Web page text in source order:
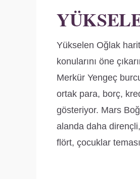
Yükselen Oğlak
konularını öne
Merkür Yengeç
ortak para, borç,
gösteriyor. Mars
alanda daha
flört, çocuklar